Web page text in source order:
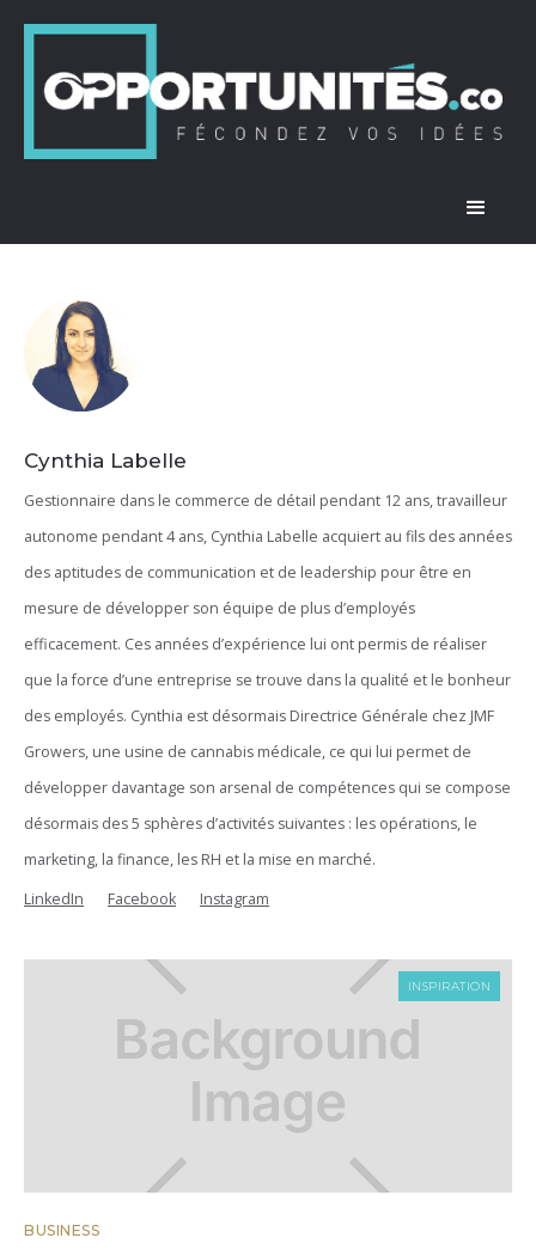
Cynthia Labelle
Gestionnaire dans le commerce de détail pendant 12 ans, travailleur
autonome pendant 4 ans, Cynthia Labelle acquiert au fils des années
des aptitudes de communication et de leadership pour être en
mesure de développer son équipe de plus d’employés
efficacement. Ces années d’expérience lui ont permis de réaliser
que la force d’une entreprise se trouve dans la qualité et le bonheur
des employés. Cynthia est désormais Directrice Générale chez JMF
Growers, une usine de cannabis médicale, ce qui lui permet de
développer davantage son arsenal de compétences qui se compose
désormais des 5 sphères d’activités suivantes : les opérations, le
marketing, la finance, les RH et la mise en marché.
LinkedIn
Facebook Instagram
INSPIRATION
BUSINESS